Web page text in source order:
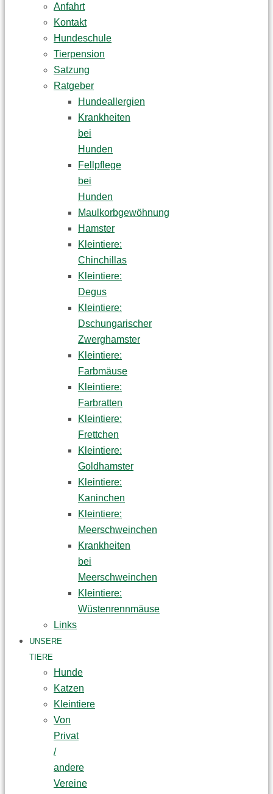
Anfahrt
Kontakt
Hundeschule
Tierpension
Satzung
Ratgeber
Hundeallergien
Krankheiten
bei
Hunden
Fellpflege
bei
Hunden
Maulkorbgewöhnung
Hamster
Kleintiere:
Chinchillas
Kleintiere:
Degus
Kleintiere:
Dschungarischer
Zwerghamster
Kleintiere:
Farbmäuse
Kleintiere:
Farbratten
Kleintiere:
Frettchen
Kleintiere:
Goldhamster
Kleintiere:
Kaninchen
Kleintiere:
Meerschweinchen
Krankheiten
bei
Meerschweinchen
Kleintiere:
Wüstenrennmäuse
Links
UNSERE
TIERE
Hunde
Katzen
Kleintiere
Von
Privat
/
andere
Vereine